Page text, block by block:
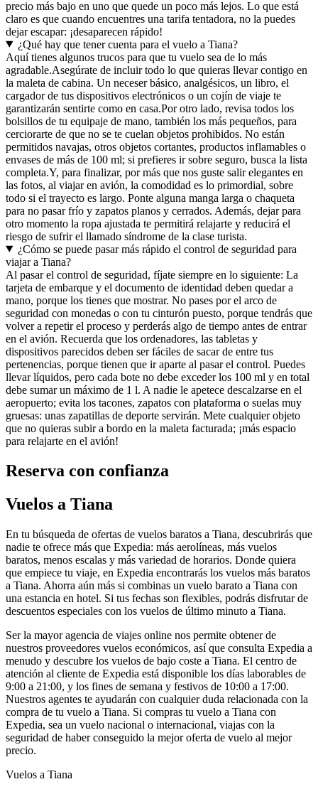
precio más bajo en uno que quede un poco más lejos. Lo que está
claro es que cuando encuentres una tarifa tentadora, no la puedes
dejar escapar: ¡desaparecen rápido!
¿Qué hay que tener cuenta para el vuelo a Tiana?
Aquí tienes algunos trucos para que tu vuelo sea de lo más
agradable.Asegúrate de incluir todo lo que quieras llevar contigo en
la maleta de cabina. Un neceser básico, analgésicos, un libro, el
cargador de tus dispositivos electrónicos o un cojín de viaje te
garantizarán sentirte como en casa.Por otro lado, revisa todos los
bolsillos de tu equipaje de mano, también los más pequeños, para
cerciorarte de que no se te cuelan objetos prohibidos. No están
permitidos navajas, otros objetos cortantes, productos inflamables o
envases de más de 100 ml; si prefieres ir sobre seguro, busca la lista
completa.Y, para finalizar, por más que nos guste salir elegantes en
las fotos, al viajar en avión, la comodidad es lo primordial, sobre
todo si el trayecto es largo. Ponte alguna manga larga o chaqueta
para no pasar frío y zapatos planos y cerrados. Además, dejar para
otro momento la ropa ajustada te permitirá relajarte y reducirá el
riesgo de sufrir el llamado síndrome de la clase turista.
¿Cómo se puede pasar más rápido el control de seguridad para
viajar a Tiana?
Al pasar el control de seguridad, fíjate siempre en lo siguiente: La
tarjeta de embarque y el documento de identidad deben quedar a
mano, porque los tienes que mostrar. No pases por el arco de
seguridad con monedas o con tu cinturón puesto, porque tendrás que
volver a repetir el proceso y perderás algo de tiempo antes de entrar
en el avión. Recuerda que los ordenadores, las tabletas y
dispositivos parecidos deben ser fáciles de sacar de entre tus
pertenencias, porque tienen que ir aparte al pasar el control. Puedes
llevar líquidos, pero cada bote no debe exceder los 100 ml y en total
debe sumar un máximo de 1 l. A nadie le apetece descalzarse en el
aeropuerto; evita los tacones, zapatos con plataforma o suelas muy
gruesas: unas zapatillas de deporte servirán. Mete cualquier objeto
que no quieras subir a bordo en la maleta facturada; ¡más espacio
para relajarte en el avión!
Reserva con confianza
Vuelos a Tiana
En tu búsqueda de ofertas de vuelos baratos a Tiana, descubrirás que
nadie te ofrece más que Expedia: más aerolíneas, más vuelos
baratos, menos escalas y más variedad de horarios. Donde quiera
que empiece tu viaje, en Expedia encontrarás los vuelos más baratos
a Tiana. Ahorra aún más si combinas un vuelo barato a Tiana con
una estancia en hotel. Si tus fechas son flexibles, podrás disfrutar de
descuentos especiales con los vuelos de último minuto a Tiana.
Ser la mayor agencia de viajes online nos permite obtener de
nuestros proveedores vuelos económicos, así que consulta Expedia a
menudo y descubre los vuelos de bajo coste a Tiana. El centro de
atención al cliente de Expedia está disponible los días laborables de
9:00 a 21:00, y los fines de semana y festivos de 10:00 a 17:00.
Nuestros agentes te ayudarán con cualquier duda relacionada con la
compra de tu vuelo a Tiana. Si compras tu vuelo a Tiana con
Expedia, sea un vuelo nacional o internacional, viajas con la
seguridad de haber conseguido la mejor oferta de vuelo al mejor
precio.
Vuelos a Tiana